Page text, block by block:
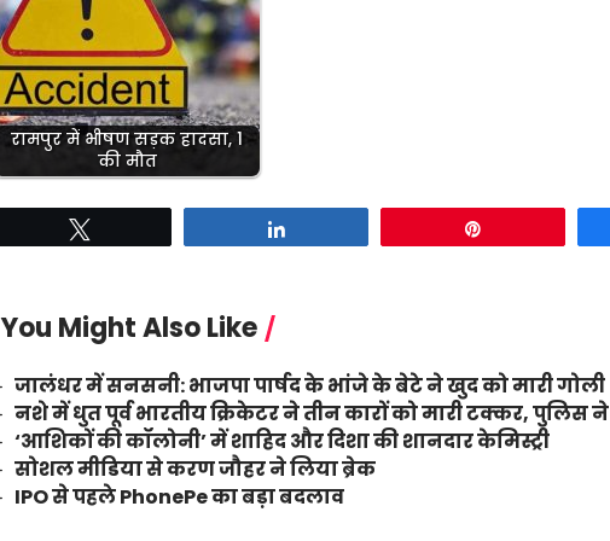
रामपुर में भीषण सड़क हादसा, 1
की मौत
You Might Also Like
जालंधर में सनसनी: भाजपा पार्षद के भांजे के बेटे ने खुद को मारी गोली
नशे में धुत पूर्व भारतीय क्रिकेटर ने तीन कारों को मारी टक्कर, पुलिस
‘आशिकों की कॉलोनी’ में शाहिद और दिशा की शानदार केमिस्ट्री
सोशल मीडिया से करण जौहर ने लिया ब्रेक
IPO से पहले PhonePe का बड़ा बदलाव